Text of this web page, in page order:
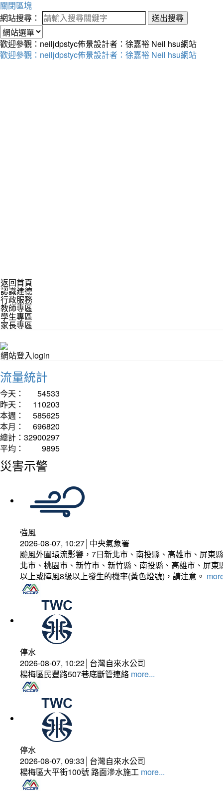
關閉區塊
網站搜尋：
送出搜尋
歡迎參觀：neiljdpstyc佈景設計者：徐嘉裕 Neil hsu網站
歡迎參觀：neiljdpstyc佈景設計者：徐嘉裕 Neil hsu網站
返回首頁
認識建德
行政服務
教師專區
學生專區
家長專區
網站登入login
流量統計
今天：
54533
昨天：
110203
本週：
585625
本月：
696820
總計： 32900297
平均：
9895
災害示警
強風
2026-08-07, 10:27│中央氣象署
颱風外圍環流影響，7日新北市、南投縣、高雄市、屏東
北市、桃園市、新竹市、新竹縣、南投縣、高雄市、屏
以上或陣風8級以上發生的機率(黃色燈號)，請注意。
停水
2026-08-07, 10:22│台灣自來水公司
楊梅區民豐路507巷底斷管連絡 more...
停水
2026-08-07, 09:33│台灣自來水公司
楊梅區大平街100號 路面滲水施工 more...